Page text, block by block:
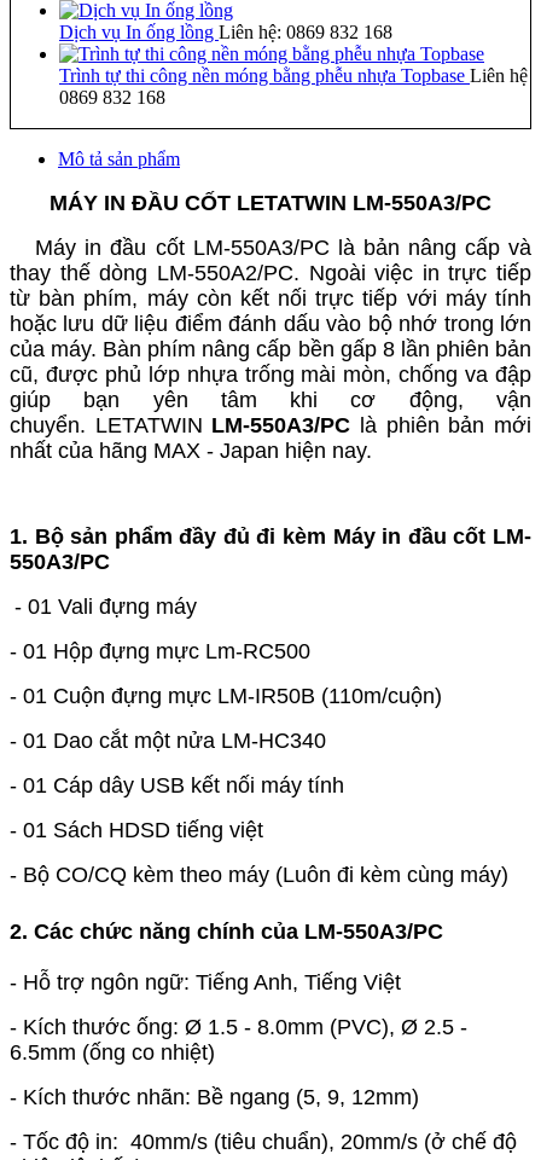
Dịch vụ In ống lồng Liên hệ: 0869 832 168
Trình tự thi công nền móng bằng phễu nhựa Topbase Liên hệ
0869 832 168
Mô tả sản phẩm
MÁY IN ĐẦU CỐT LETATWIN LM-550A3/PC
Máy in đầu cốt LM-550A3/PC là bản nâng cấp và
thay thế dòng LM-550A2/PC. Ngoài việc in trực tiếp
từ bàn phím, máy còn kết nối trực tiếp với máy tính
hoặc lưu dữ liệu điểm đánh dấu vào bộ nhớ trong lớn
của máy. Bàn phím nâng cấp bền gấp 8 lần phiên bản
cũ, được phủ lớp nhựa trống mài mòn, chống va đập
giúp bạn yên tâm khi cơ động, vận
chuyển. LETATWIN LM-550A3/PC là phiên bản mới
nhất của hãng MAX - Japan hiện nay.
1. Bộ sản phẩm đầy đủ đi kèm Máy in đầu cốt LM-
550A3/PC
- 01 Vali đựng máy
- 01 Hộp đựng mực Lm-RC500
- 01 Cuộn đựng mực LM-IR50B (110m/cuộn)
- 01 Dao cắt một nửa LM-HC340
- 01 Cáp dây USB kết nối máy tính
- 01 Sách HDSD tiếng việt
- Bộ CO/CQ kèm theo máy (Luôn đi kèm cùng máy)
2. Các chức năng chính của LM-550A3/PC
- Hỗ trợ ngôn ngữ: Tiếng Anh, Tiếng Việt
- Kích thước ống: Ø 1.5 - 8.0mm (PVC), Ø 2.5 -
6.5mm (ống co nhiệt)
- Kích thước nhãn: Bề ngang (5, 9, 12mm)
- Tốc độ in: 40mm/s (tiêu chuẩn), 20mm/s (ở chế độ